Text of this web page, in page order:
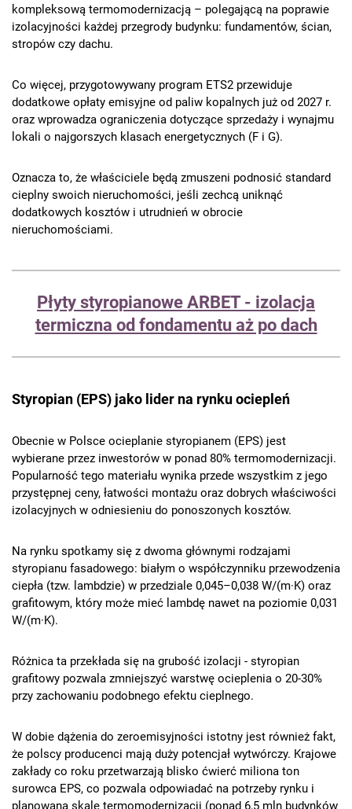
kompleksową termomodernizacją – polegającą na poprawie
izolacyjności każdej przegrody budynku: fundamentów, ścian,
stropów czy dachu.
Co więcej, przygotowywany program ETS2 przewiduje
dodatkowe opłaty emisyjne od paliw kopalnych już od 2027 r.
oraz wprowadza ograniczenia dotyczące sprzedaży i wynajmu
lokali o najgorszych klasach energetycznych (F i G).
Oznacza to, że właściciele będą zmuszeni podnosić standard
cieplny swoich nieruchomości, jeśli zechcą uniknąć
dodatkowych kosztów i utrudnień w obrocie
nieruchomościami.
Płyty styropianowe ARBET - izolacja
termiczna od fondamentu aż po dach
Styropian (EPS) jako lider na rynku ociepleń
Obecnie w Polsce ocieplanie styropianem (EPS) jest
wybierane przez inwestorów w ponad 80% termomodernizacji.
Popularność tego materiału wynika przede wszystkim z jego
przystępnej ceny, łatwości montażu oraz dobrych właściwości
izolacyjnych w odniesieniu do ponoszonych kosztów.
Na rynku spotkamy się z dwoma głównymi rodzajami
styropianu fasadowego: białym o współczynniku przewodzenia
ciepła (tzw. lambdzie) w przedziale 0,045–0,038 W/(m·K) oraz
grafitowym, który może mieć lambdę nawet na poziomie 0,031
W/(m·K).
Różnica ta przekłada się na grubość izolacji - styropian
grafitowy pozwala zmniejszyć warstwę ocieplenia o 20-30%
przy zachowaniu podobnego efektu cieplnego.
W dobie dążenia do zeroemisyjności istotny jest również fakt,
że polscy producenci mają duży potencjał wytwórczy. Krajowe
zakłady co roku przetwarzają blisko ćwierć miliona ton
surowca EPS, co pozwala odpowiadać na potrzeby rynku i
planowaną skalę termomodernizacji (ponad 6,5 mln budynków